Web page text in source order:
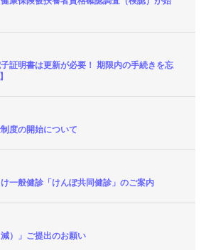
証明書は更新が必要！ 期限内の手続きを忘
度の開始について
一般健診「けんぽ共同健診」のご案内
）」ご提出のお願い